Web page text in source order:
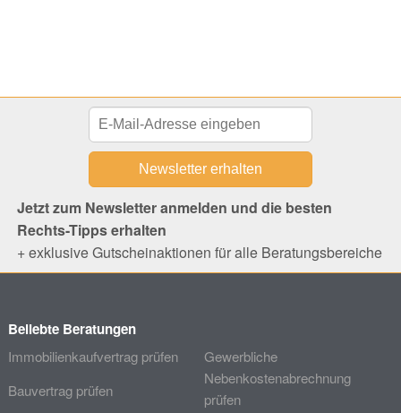
Jetzt zum Newsletter anmelden und die besten
Rechts-Tipps erhalten
+ exklusive Gutscheinaktionen für alle Beratungsbereiche
Beliebte Beratungen
Immobilienkaufvertrag prüfen
Bauvertrag prüfen
Gewerbliche
Nebenkostenabrechnung
prüfen